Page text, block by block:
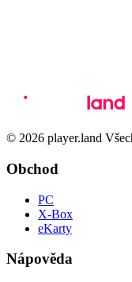
© 2026 player.land
Obchod
PC
X-Box
eKarty
Nápověda